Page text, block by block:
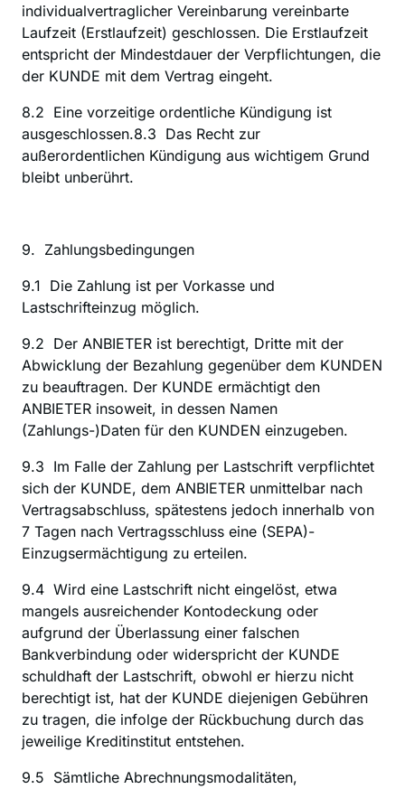
individualvertraglicher Vereinbarung vereinbarte
Laufzeit (Erstlaufzeit) geschlossen. Die Erstlaufzeit
entspricht der Mindestdauer der Verpflichtungen, die
der KUNDE mit dem Vertrag eingeht.
8.2  Eine vorzeitige ordentliche Kündigung ist
ausgeschlossen.8.3  Das Recht zur
außerordentlichen Kündigung aus wichtigem Grund
bleibt unberührt.
9.  Zahlungsbedingungen
‍9.1  Die Zahlung ist per Vorkasse und
Lastschrifteinzug möglich.
9.2  Der ANBIETER ist berechtigt, Dritte mit der
Abwicklung der Bezahlung gegenüber dem KUNDEN
zu beauftragen. Der KUNDE ermächtigt den
ANBIETER insoweit, in dessen Namen
(Zahlungs-)Daten für den KUNDEN einzugeben.
9.3  Im Falle der Zahlung per Lastschrift verpflichtet
sich der KUNDE, dem ANBIETER unmittelbar nach
Vertragsabschluss, spätestens jedoch innerhalb von
7 Tagen nach Vertragsschluss eine (SEPA)-
Einzugsermächtigung zu erteilen.
9.4  Wird eine Lastschrift nicht eingelöst, etwa
mangels ausreichender Kontodeckung oder
aufgrund der Überlassung einer falschen
Bankverbindung oder widerspricht der KUNDE
schuldhaft der Lastschrift, obwohl er hierzu nicht
berechtigt ist, hat der KUNDE diejenigen Gebühren
zu tragen, die infolge der Rückbuchung durch das
jeweilige Kreditinstitut entstehen.
9.5  Sämtliche Abrechnungsmodalitäten,